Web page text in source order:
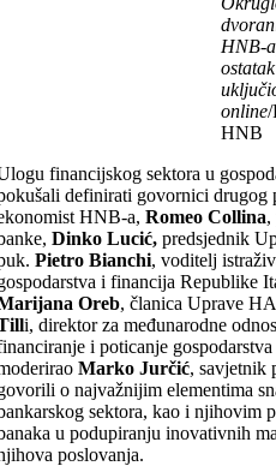
HNB-
online/
HNB
financijskog sektora u
definirati govornici drugog
HNB-a,Romeo Collina,
Dinko Lucić, predsjednik
Pietro Bianchi, voditelj
i financija Republike
Oreb, članica Uprave
i, direktor za međunarodne
i poticanje
Marko Jurčić, savjetnik
o najvažnijim elementima
sektora, kao i njihovim
u podupiranju inovativnih
poslovanja.